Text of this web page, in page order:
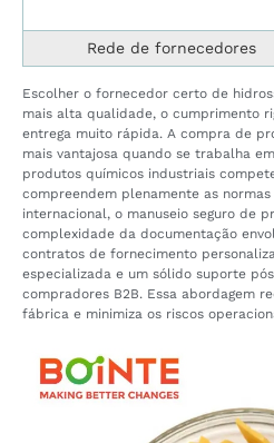
Rede de fornecedores
Escolher o fornecedor certo de
mais alta qualidade, o cumprimento
entrega muito rápida. A compra de
mais vantajosa quando se trabalha
produtos químicos industriais
compreendem plenamente as
internacional, o manuseio seguro de
complexidade da documentação
contratos de fornecimento
especializada e um sólido suporte
compradores B2B. Essa abordagem
fábrica e minimiza os riscos